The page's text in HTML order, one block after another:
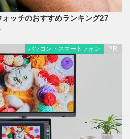
ォッチのおすすめランキング27
パソコン・スマートフォン PR